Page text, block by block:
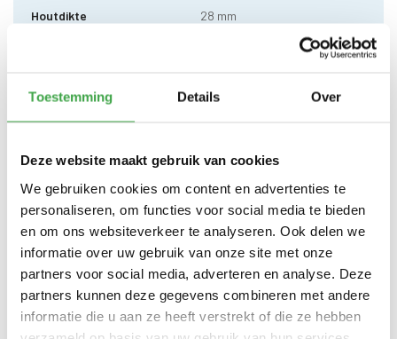
Toestemming Details Over
Deze website maakt gebruik van cookies
We gebruiken cookies om content en advertenties te
personaliseren, om functies voor social media te bieden
en om ons websiteverkeer te analyseren. Ook delen we
informatie over uw gebruik van onze site met onze
partners voor social media, adverteren en analyse. Deze
partners kunnen deze gegevens combineren met andere
informatie die u aan ze heeft verstrekt of die ze hebben
Houtdikte 28 mm
200 x 350cm (buitenmaat) -
geplaatst
Dakhoogte totaal 245 cm
Staander
stelvoet
Schoren 7 x 7 cm - 2 stuks
Dakbedekking
Dakshingles met 10 jaar
garantie (keuze uit: rood,